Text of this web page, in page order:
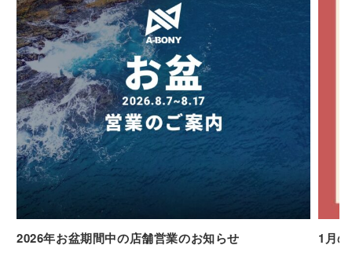
2026年お盆期間中の店舗営業のお知らせ 1月